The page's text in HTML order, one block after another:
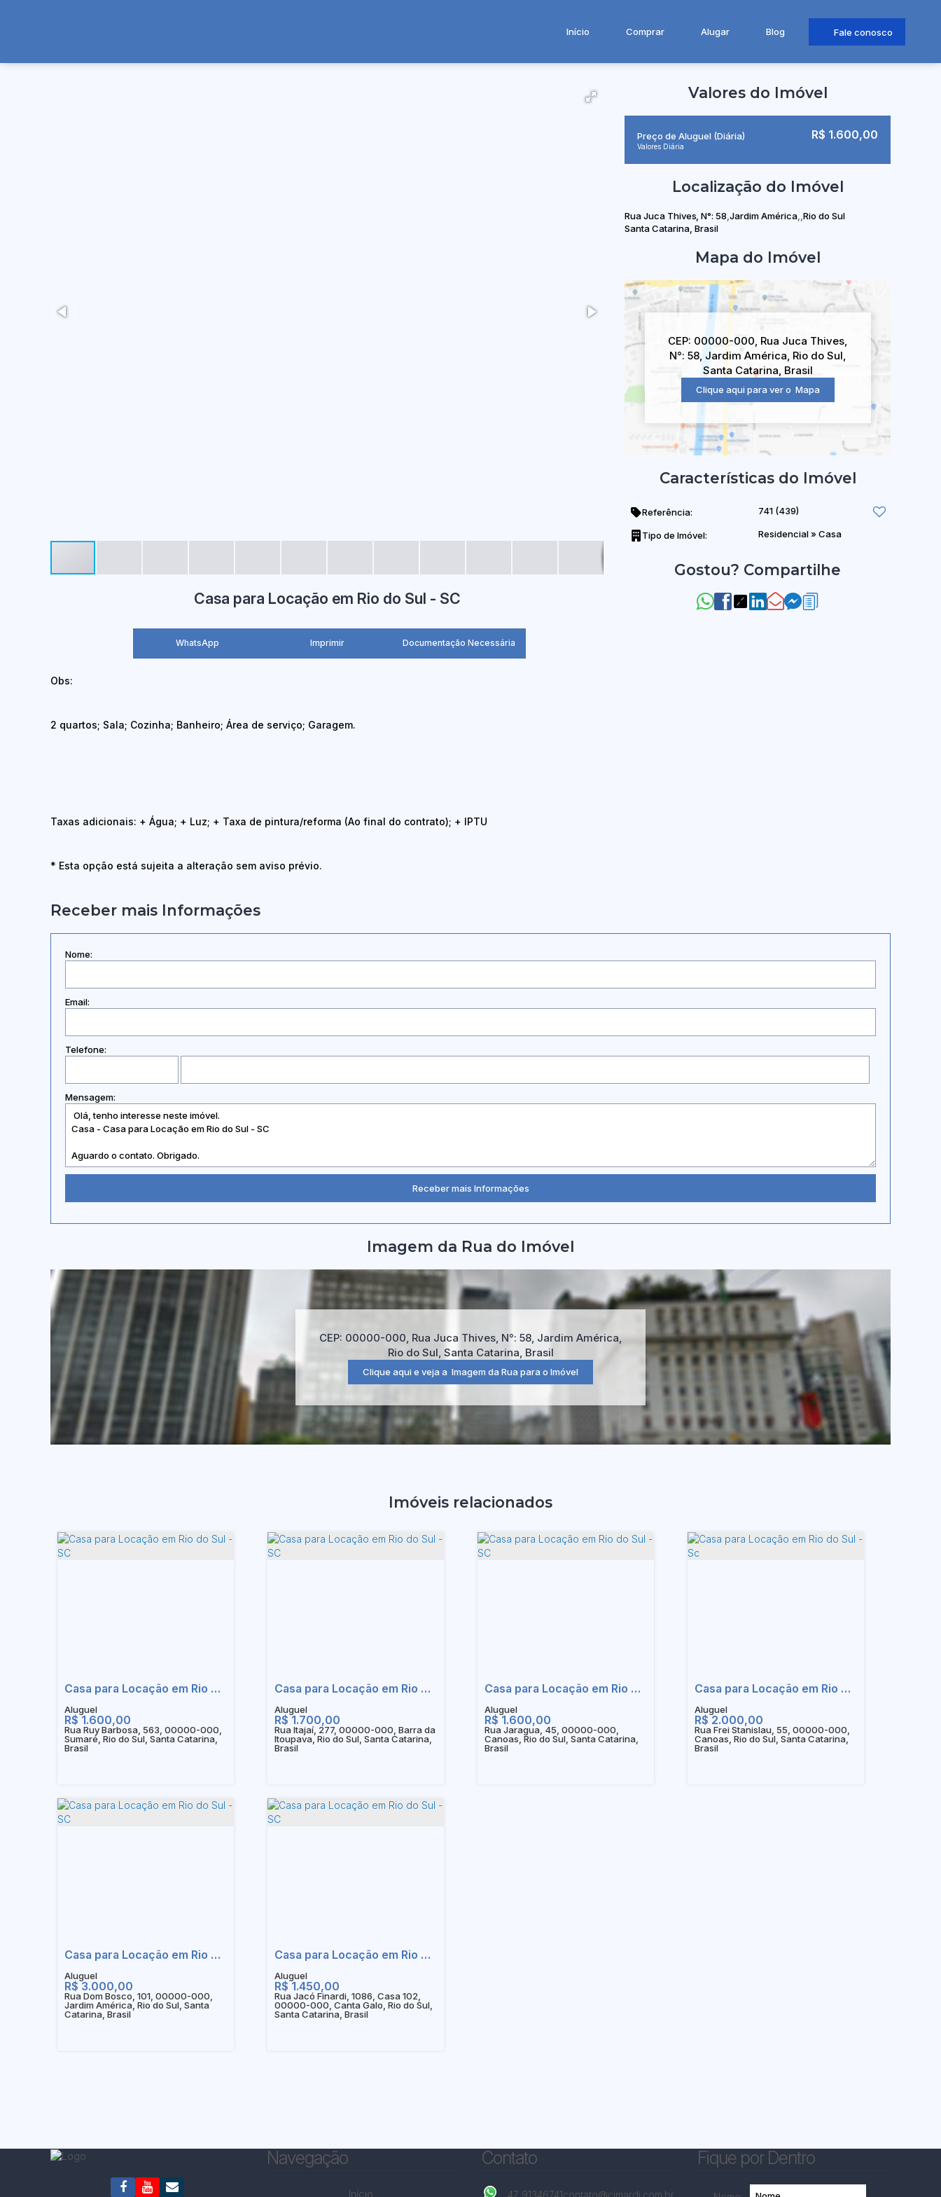
Fale conosco
Blog
Alugar
Comprar
Início
Casa para Locação em Rio do Sul - SC
WhatsApp Imprimir Documentação Necessária
Obs:
2 quartos; Sala; Cozinha; Banheiro; Área de serviço; Garagem.
Taxas adicionais: + Água; + Luz; + Taxa de pintura/reforma (Ao final do contrato); + IPTU
* Esta opção está sujeita a alteração sem aviso prévio.
Valores do Imóvel
R$ 1.600,00
Preço de Aluguel (Diária)
Valores Diária
Localização do Imóvel
Rua Juca Thives N°: 58 Jardim América Rio do Sul
Santa Catarina, Brasil
Mapa do Imóvel
CEP: 00000-000, Rua Juca Thives,
N°: 58, Jardim América, Rio do Sul,
Santa Catarina, Brasil
Clique aqui para ver o Mapa
Características do Imóvel
Referência: 741 (439)
Tipo de Imóvel: Residencial» Casa
Gostou? Compartilhe
Receber mais Informações
Nome:
Email:
Telefone:
Mensagem:
Imagem da Rua do Imóvel
CEP: 00000-000 Rua Juca Thives N°: 58 Jardim América
Rio do Sul Santa Catarina Brasil
Clique aqui e veja a Imagem da Rua para o Imóvel
Imóveis relacionados
Casa para Locação em Rio do Sul - SC
R$ 1.600,00
Rua Ruy Barbosa, 563, 00000-000,
Sumaré, Rio do Sul, Santa Catarina,
Brasil
Casa para Locação em Rio do Sul - SC
R$ 1.700,00
Rua Itajaí, 277, 00000-000, Barra da
Itoupava, Rio do Sul, Santa Catarina,
Brasil
Casa para Locação em Rio do Sul - SC
R$ 1.600,00
Rua Jaragua, 45, 00000-000,
Canoas, Rio do Sul, Santa Catarina,
Brasil
Casa para Locação em Rio do Sul - Sc
R$ 2.000,00
Rua Frei Stanislau, 55, 00000-000,
Canoas, Rio do Sul, Santa Catarina,
Brasil
Casa para Locação em Rio do Sul - SC
R$ 3.000,00
Rua Dom Bosco, 101, 00000-000,
Jardim América, Rio do Sul, Santa
Catarina, Brasil
Casa para Locação em Rio do Sul - SC
R$ 1.450,00
Rua Jacó Finardi, 1086, Casa 102,
00000-000, Canta Galo, Rio do Sul,
Santa Catarina, Brasil
Navegação
Início
Contato
47 91346741contato@cimardi.com.br
Fique por Dentro